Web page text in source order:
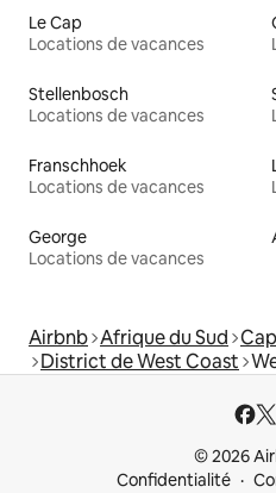
Le Cap
Locations de vacances
Stellenbosch
Locations de vacances
Franschhoek
Locations de vacances
George
Locations de vacances
Airbnb Afrique du Sud
District de West Coast
© 2026
Confidentialité